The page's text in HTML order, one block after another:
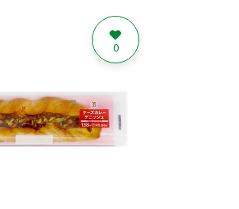
0